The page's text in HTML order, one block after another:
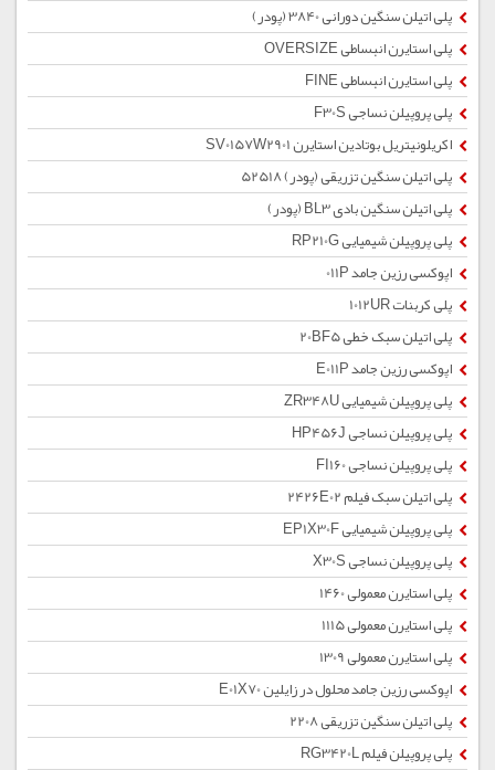
پلی اتیلن سنگین دورانی 3840 (پودر)
پلی استایرن انبساطی OVERSIZE
پلی استایرن انبساطی FINE
پلی پروپیلن نساجی F30S
اکریلونیتریل بوتادین استایرن SV0157W2901
پلی اتیلن سنگین تزریقی (پودر) 52518
پلی اتیلن سنگین بادی BL3 (پودر)
پلی پروپیلن شیمیایی RP210G
اپوکسی رزین جامد 011P
پلی کربنات 1012UR
پلی اتیلن سبک خطی 20BF5
اپوکسی رزین جامد E011P
پلی پروپیلن شیمیایی ZR348U
پلی پروپیلن نساجی HP456J
پلی پروپیلن نساجی FI160
پلی اتیلن سبک فیلم 2426E02
پلی پروپیلن شیمیایی EP1X30F
پلی پروپیلن نساجی X30S
پلی استایرن معمولی 1460
پلی استایرن معمولی 1115
پلی استایرن معمولی 1309
اپوکسی رزین جامد محلول در زایلین E01X70
پلی اتیلن سنگین تزریقی 2208
پلی پروپیلن فیلم RG3420L